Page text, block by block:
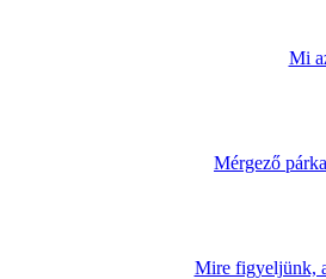
Mi
Mérgező
Mire figyeljünk,